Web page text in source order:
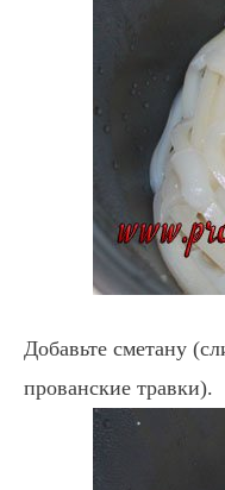
Добавьте сметану
прованские травки).